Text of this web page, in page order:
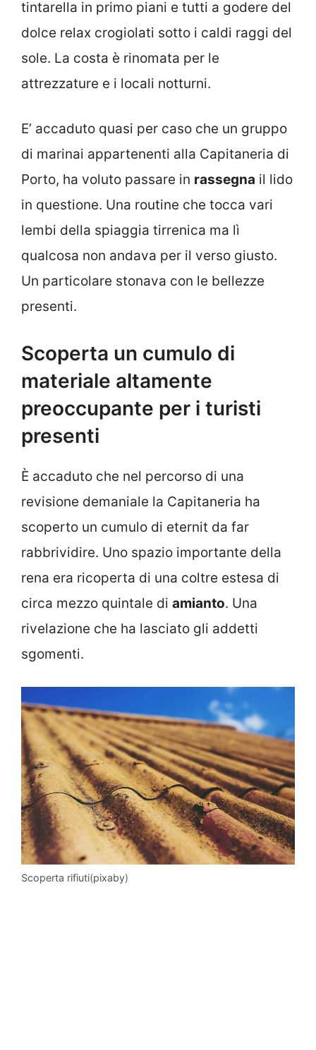
tintarella in primo piani e tutti a godere del
dolce relax crogiolati sotto i caldi raggi del
sole. La costa è rinomata per le
attrezzature e i locali notturni.
E’ accaduto quasi per caso che un gruppo
di marinai appartenenti alla Capitaneria di
Porto, ha voluto passare in rassegna il lido
in questione. Una routine che tocca vari
lembi della spiaggia tirrenica ma lì
qualcosa non andava per il verso giusto.
Un particolare stonava con le bellezze
presenti.
Scoperta un cumulo di
materiale altamente
preoccupante per i turisti
presenti
È accaduto che nel percorso di una
revisione demaniale la Capitaneria ha
scoperto un cumulo di eternit da far
rabbrividire. Uno spazio importante della
rena era ricoperta di una coltre estesa di
circa mezzo quintale di amianto. Una
rivelazione che ha lasciato gli addetti
sgomenti.
Scoperta rifiuti(pixaby)